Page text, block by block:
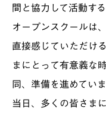
間と協力して活動す
オープンスクールは
直接感じていただけ
まにとって有意義な
同、準備を進めていま
当日、多くの皆さま